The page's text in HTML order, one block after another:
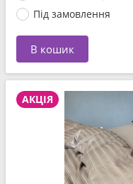
Під замовлення
В кошик
АКЦІЯ